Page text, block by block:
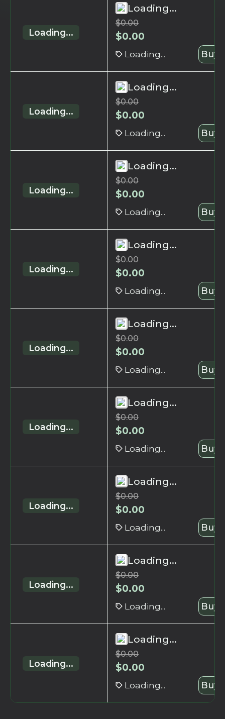
Loading...
Loading...
$0.00
$0.00
Loading... Buy
Loading...
Loading...
$0.00
$0.00
Loading... Buy
Loading...
Loading...
$0.00
$0.00
Loading... Buy
Loading...
Loading...
$0.00
$0.00
Loading... Buy
Loading...
Loading...
$0.00
$0.00
Loading... Buy
Loading...
Loading...
$0.00
$0.00
Loading... Buy
Loading...
Loading...
$0.00
$0.00
Loading... Buy
Loading...
Loading...
$0.00
$0.00
Loading... Buy
Loading...
Loading...
$0.00
$0.00
Loading... Buy